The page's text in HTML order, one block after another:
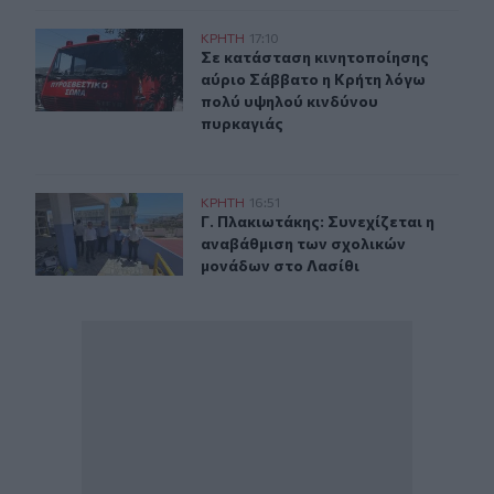
Σε κατάσταση κινητοποίησης αύριο Σάββατο η Κρήτη
ΚΡΗΤΗ 17:10
Σε κατάσταση κινητοποίησης
Σε κατάσταση κινητοποίησης
αύριο Σάββατο η Κρήτη λόγω
πολύ υψηλού κινδύνου
πυρκαγιάς
Γ. Πλακιωτάκης: Συνεχίζεται η αναβάθμιση των
ΚΡΗΤΗ 16:51
Γ. Πλακιωτάκης: Συνεχίζεται η
Γ. Πλακιωτάκης: Συνεχίζεται η
αναβάθμιση των σχολικών
μονάδων στο Λασίθι